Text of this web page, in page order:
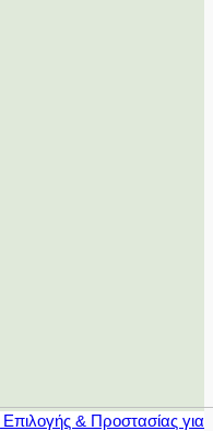
& Προστασίας για